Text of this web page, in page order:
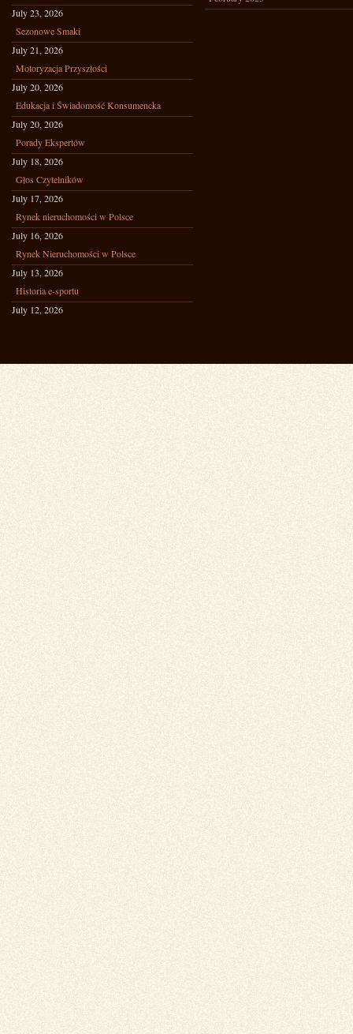
July 23, 2026
Sezonowe Smaki
July 21, 2026
Motoryzacja Przyszłości
July 20, 2026
Edukacja i Świadomość Konsumencka
July 20, 2026
Porady Ekspertów
July 18, 2026
Głos Czytelników
July 17, 2026
Rynek nieruchomości w Polsce
July 16, 2026
Rynek Nieruchomości w Polsce
July 13, 2026
Historia e-sportu
July 12, 2026